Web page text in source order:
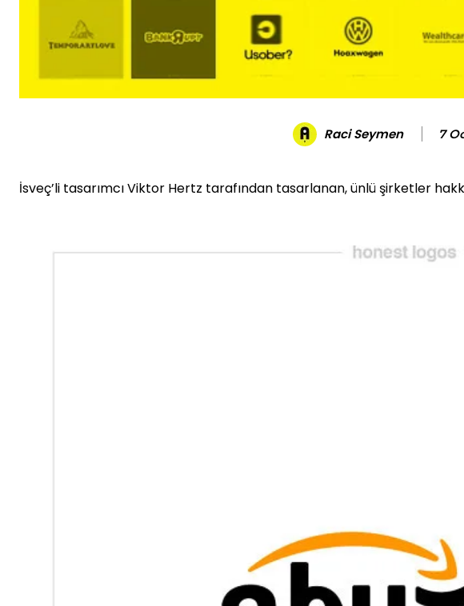
Raci Seymen 7
İsveç’li tasarımcı Viktor Hertz tarafından tasarlanan, ünlü şirketler